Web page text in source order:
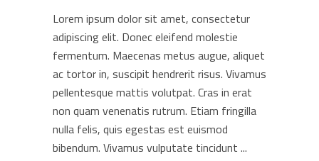
Lorem ipsum dolor sit amet, consectetur
adipiscing elit. Donec eleifend molestie
fermentum. Maecenas metus augue, aliquet
ac tortor in, suscipit hendrerit risus. Vivamus
pellentesque mattis volutpat. Cras in erat
non quam venenatis rutrum. Etiam fringilla
nulla felis, quis egestas est euismod
bibendum. Vivamus vulputate tincidunt